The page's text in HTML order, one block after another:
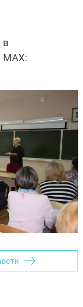
в
MАХ: